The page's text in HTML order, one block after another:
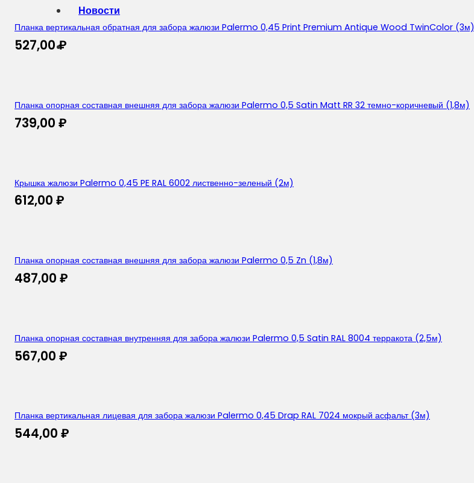
Новости
Планка вертикальная обратная для забора жалюзи Palermo 0,45 Print Premium Antique Wood TwinColor (3м)
527,00₽
Планка опорная составная внешняя для забора жалюзи Palermo 0,5 Satin Matt RR 32 темно-коричневый (1,8м)
739,00 ₽
Крышка жалюзи Palermo 0,45 PE RAL 6002 лиственно-зеленый (2м)
612,00 ₽
Планка опорная составная внешняя для забора жалюзи Palermo 0,5 Zn (1,8м)
487,00 ₽
Планка опорная составная внутренняя для забора жалюзи Palermo 0,5 Satin RAL 8004 терракота (2,5м)
567,00 ₽
Планка вертикальная лицевая для забора жалюзи Palermo 0,45 Drap RAL 7024 мокрый асфальт (3м)
544,00 ₽